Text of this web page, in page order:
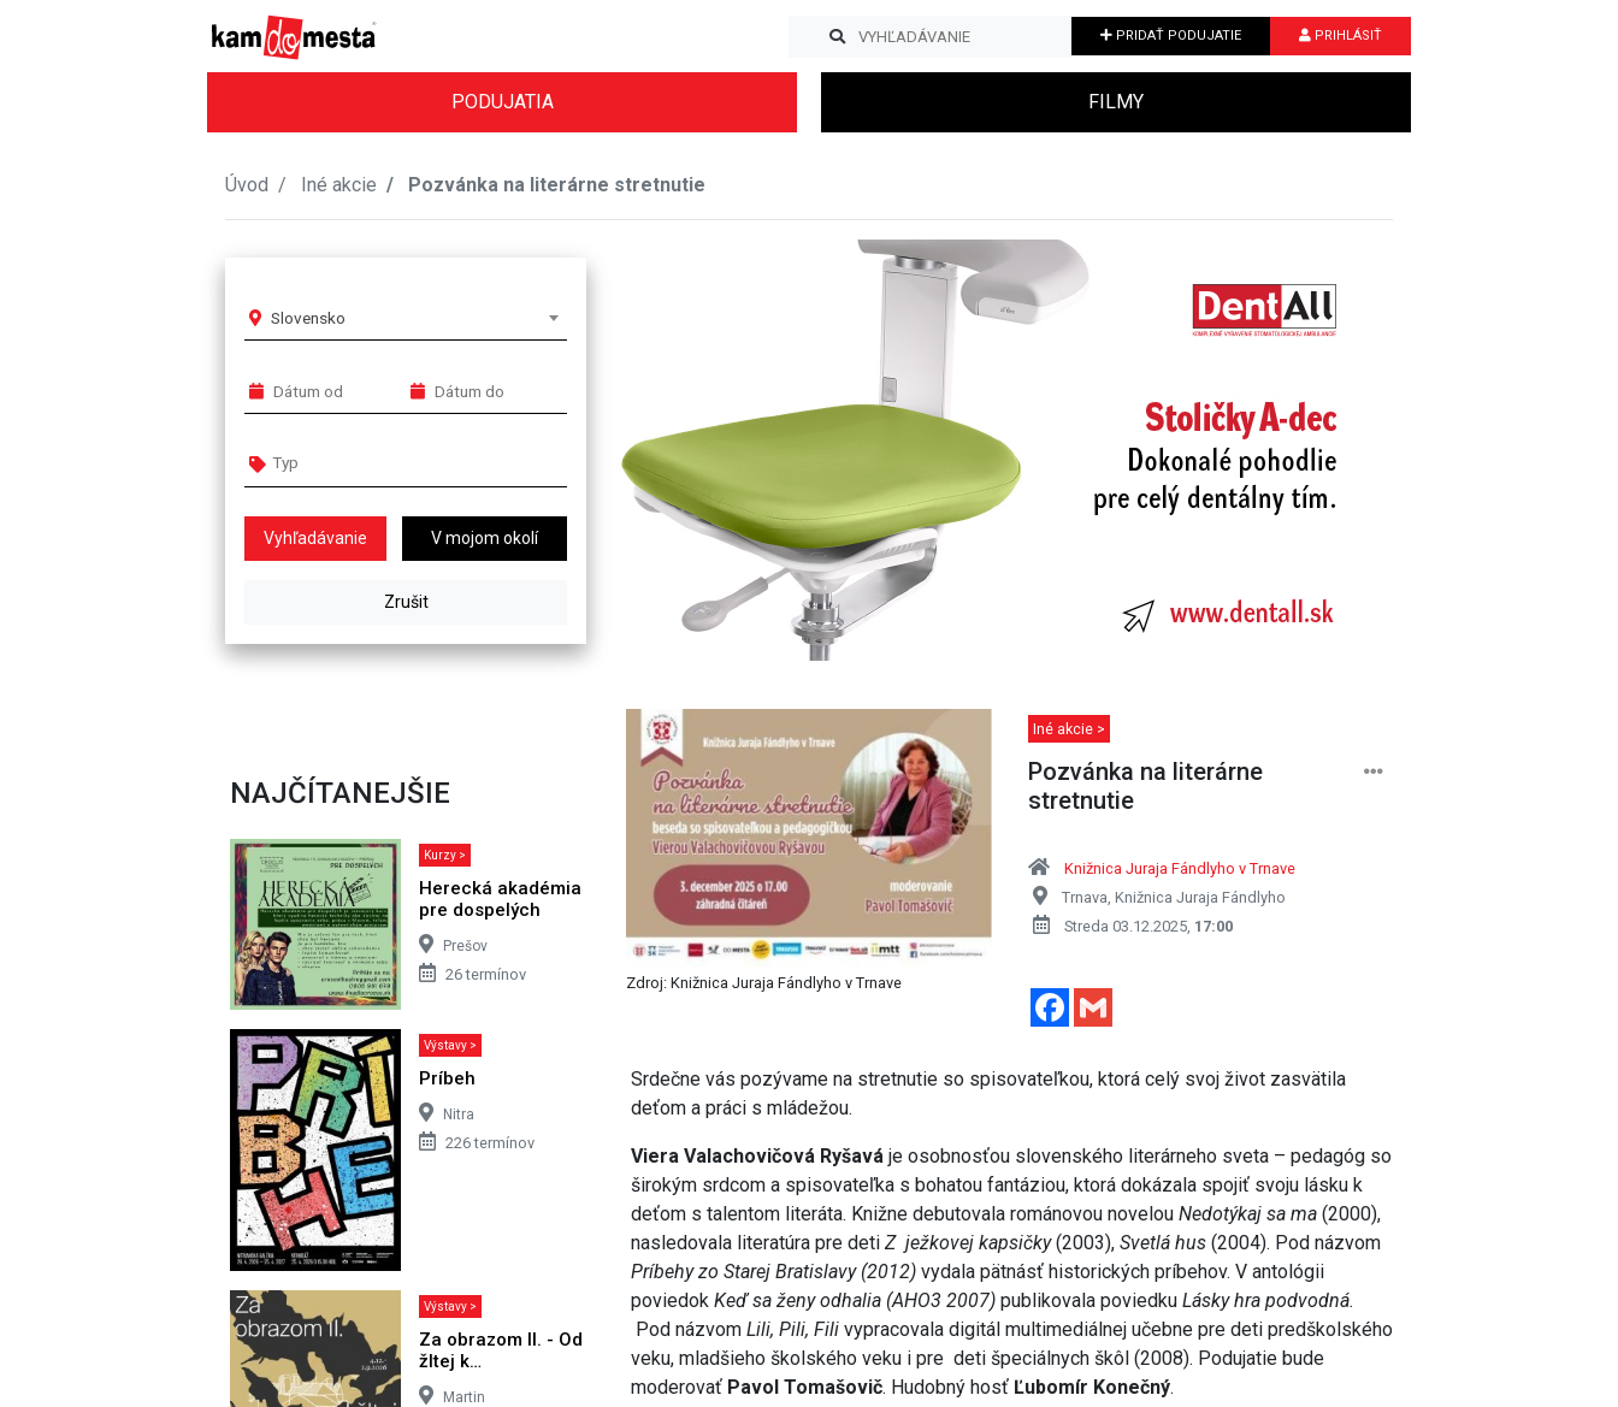
PRIDAŤ PODUJATIE PRIHLÁSIŤ
PODUJATIA FILMY
Úvod Iné akcie Pozvánka na literárne stretnutie
Slovensko
V mojom okolí
Previous Next
NAJČÍTANEJŠIE
Kurzy >
Herecká akadémia
pre dospelých
Prešov
26 termínov
Výstavy >
Príbeh
Nitra
226 termínov
Výstavy >
Za obrazom II. - Od
žltej k…
Martin
Zdroj: Knižnica Juraja Fándlyho v Trnave
Iné akcie >
Pozvánka na literárne
stretnutie
Knižnica Juraja Fándlyho v Trnave
Trnava, Knižnica Juraja Fándlyho
Streda 03.12.2025, 17:00
Facebook
Srdečne vás pozývame na stretnutie so spisovateľkou, ktorá celý svoj život zasvätila
deťom a práci s mládežou.
Viera Valachovičová Ryšavá je osobnosťou slovenského literárneho sveta – pedagóg so
širokým srdcom a spisovateľka s bohatou fantáziou, ktorá dokázala spojiť svoju lásku k
deťom s talentom literáta. Knižne debutovala románovou novelouNedotýkaj sa ma(2000),
nasledovala literatúra pre detiZ ježkovej kapsičky(2003),Svetlá hus (2004). Pod názvom
Príbehy zo Starej Bratislavy (2012) vydala pätnásť historických príbehov. V antológii
poviedokKeď sa ženy odhalia (AHO3 2007) publikovala poviedkuLásky hra podvodná.
Pod názvomLili, Pili, Fili vypracovala digitál multimediálnej učebne pre deti predškolského
veku, mladšieho školského veku i pre deti špeciálnych škôl (2008). Podujatie bude
moderovať Pavol Tomašovič. Hudobný hosť Ľubomír Konečný.